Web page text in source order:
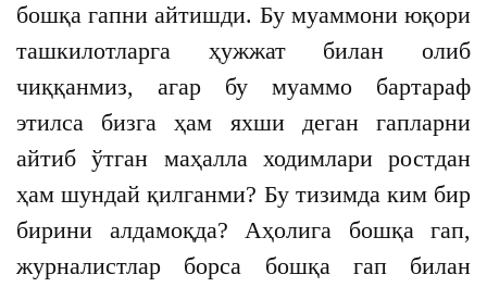
бошқа гапни айтишди. Бу муаммони юқори
ташкилотларга ҳужжат билан олиб
чиққанмиз, агар бу муаммо бартараф
этилса бизга ҳам яхши деган гапларни
айтиб ўтган маҳалла ходимлари ростдан
ҳам шундай қилганми? Бу тизимда ким бир
бирини алдамоқда? Аҳолига бошқа гап,
журналистлар борса бошқа гап билан